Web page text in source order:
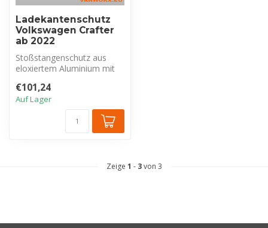
Ladekantenschutz
Volkswagen Crafter
ab 2022
Stoßstangenschutz aus
eloxiertem Aluminium mit
V...
€101,24
Auf Lager
Zeige 1 - 3von 3